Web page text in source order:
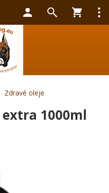
Zdravé oleje
extra 1000ml